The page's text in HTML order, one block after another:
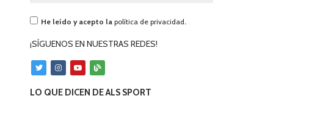
He leído y acepto la política de privacidad.
¡SÍGUENOS EN NUESTRAS REDES!
LO QUE DICEN DE ALS SPORT